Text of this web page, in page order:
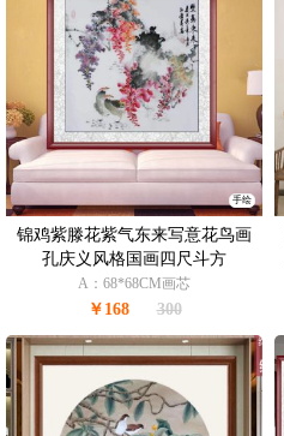
手绘
锦鸡紫滕花紫气东来写意花鸟画
孔庆义风格国画四尺斗方
A：68*68CM画芯
￥168 300